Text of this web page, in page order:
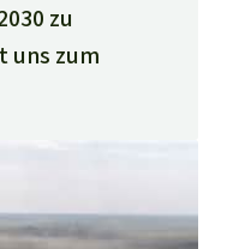
zu
uns zum